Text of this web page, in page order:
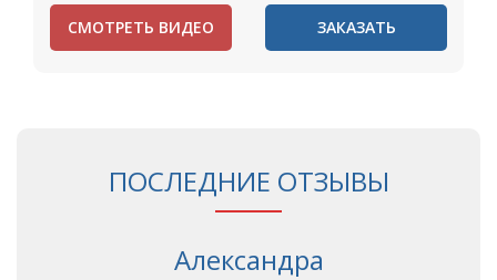
СМОТРЕТЬ ВИДЕО ЗАКАЗАТЬ
ПОСЛЕДНИЕ ОТЗЫВЫ
Александра